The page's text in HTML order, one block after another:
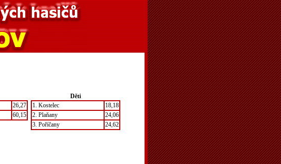
26,27
60,15
Děti
1. Kostelec
18,18
2. Plaňany
24,06
3. Poříčany
24,62